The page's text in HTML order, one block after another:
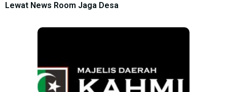
Lewat News Room Jaga Desa